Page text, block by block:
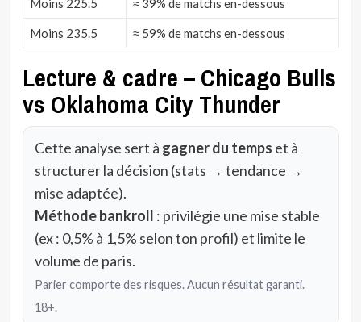
Moins 225.5 ≈ 39% de matchs en-dessous
Moins 235.5 ≈ 59% de matchs en-dessous
Lecture & cadre – Chicago Bulls
vs Oklahoma City Thunder
Cette analyse sert à gagner du temps et à
structurer la décision (stats → tendance →
mise adaptée).
Méthode bankroll : privilégie une mise stable
(ex : 0,5% à 1,5% selon ton profil) et limite le
volume de paris.
Parier comporte des risques. Aucun résultat garanti.
18+.